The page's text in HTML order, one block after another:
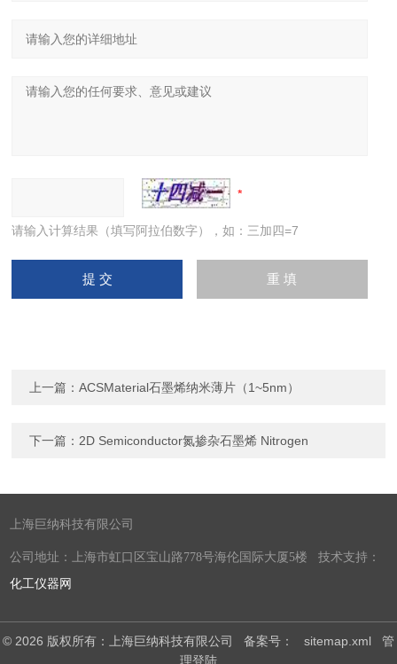
请输入计算结果（填写阿拉伯数字），如：三加四=7
上一篇：ACSMaterial石墨烯纳米薄片（1~5nm）
下一篇： 2D Semiconductor氮掺杂石墨烯 Nitrogen
上海巨纳科技有限公司
公司地址：上海市虹口区宝山路778号海伦国际大厦5楼 技术支持：
化工仪器网
© 2026 版权所有：上海巨纳科技有限公司 备案号： sitemap.xml
管
理登陆